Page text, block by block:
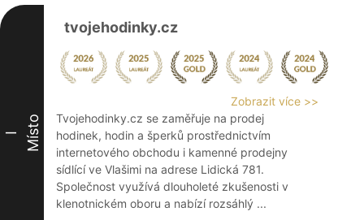
I Místo
tvojehodinky.cz
Zobrazit více >>
Tvojehodinky.cz se zaměřuje na prodej
hodinek, hodin a šperků prostřednictvím
internetového obchodu i kamenné prodejny
sídlící ve Vlašimi na adrese Lidická 781.
Společnost využívá dlouholeté zkušenosti v
klenotnickém oboru a nabízí rozsáhlý ...